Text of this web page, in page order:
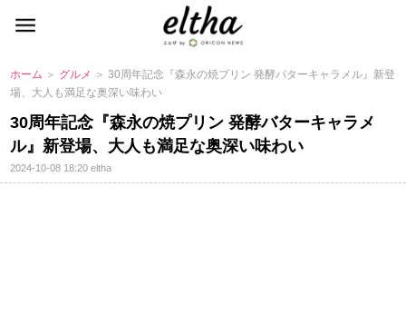
ホーム ＞ グルメ ＞ 30周年記念『森永の焼プリン 発酵バターキャラメル』新登
場、大人も満足な奥深い味わい
30周年記念『森永の焼プリン 発酵バターキャラメ
ル』新登場、大人も満足な奥深い味わい
2024-10-08 18:20eltha